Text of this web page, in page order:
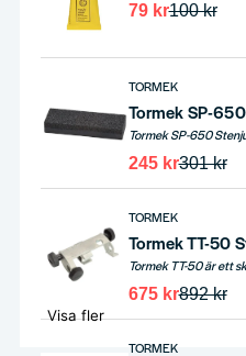
100 kr
79 kr
TORMEK
Tormek SP-
301 kr
245 kr
TORMEK
892 kr
675 kr
TORMEK
Visa fler